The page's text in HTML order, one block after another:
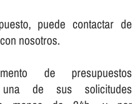
puede contactar de
nosotros.
de presupuestos
de sus solicitudes